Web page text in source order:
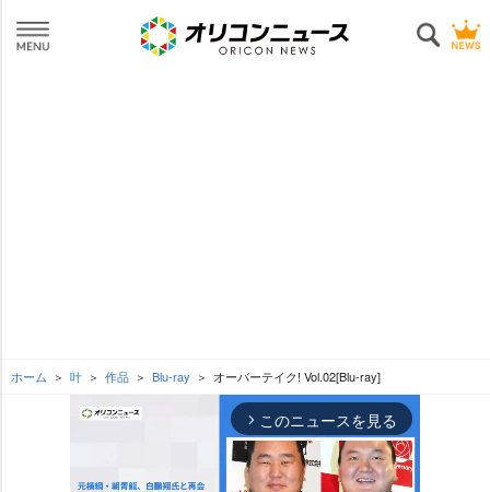
ホーム 叶 作品 Blu-ray オーバーテイク! Vol.02[Blu-ray]
arrow_forward_ios このニュースを見る